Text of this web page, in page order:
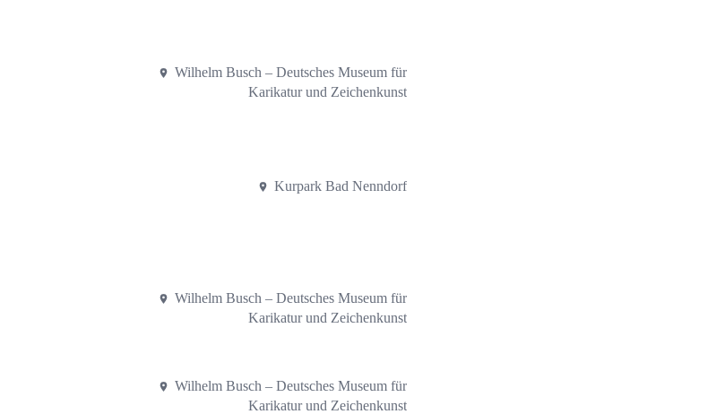
Wilhelm Busch – Deutsches Museum für
Karikatur und Zeichenkunst
Kurpark Bad Nenndorf
Wilhelm Busch – Deutsches Museum für
Karikatur und Zeichenkunst
Wilhelm Busch – Deutsches Museum für
Karikatur und Zeichenkunst